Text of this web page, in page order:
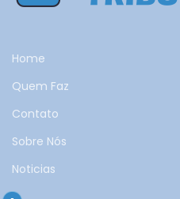
Home
Quem Faz
Contato
Sobre Nós
Noticias